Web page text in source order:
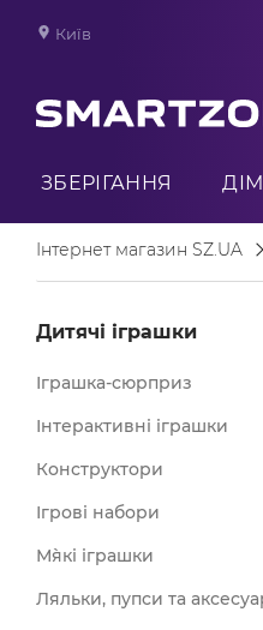
Київ
ЗБЕРІГАННЯ ДІМ
Інтернет магазин SZ.UA
Дитячі іграшки
Іграшка-сюрприз
Інтерактивні іграшки
Конструктори
Ігрові набори
М`які іграшки
Ляльки, пупси та